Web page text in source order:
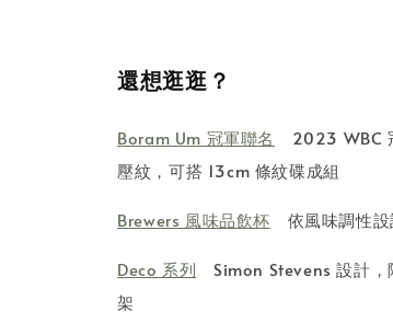
還想逛逛？
Boram Um 冠軍聯名
2023 WBC
壓紋，可搭 13cm 條紋碟成組
Brewers 風味品飲杯 依風味調性設
Deco 系列 Simon Stevens 設計，
架